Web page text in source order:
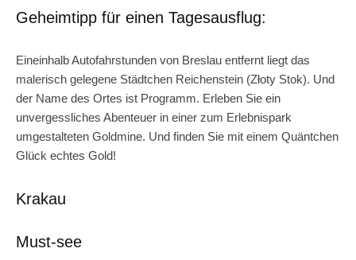
Geheimtipp für einen Tagesausflug:
Eineinhalb Autofahrstunden von Breslau entfernt liegt das
malerisch gelegene Städtchen Reichenstein (Złoty Stok). Und
der Name des Ortes ist Programm. Erleben Sie ein
unvergessliches Abenteuer in einer zum Erlebnispark
umgestalteten Goldmine. Und finden Sie mit einem Quäntchen
Glück echtes Gold!
Krakau
Must-see